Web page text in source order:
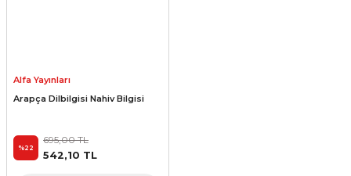
Alfa Yayınları
Arapça Dilbilgisi Nahiv Bilgisi
%22
695,00 TL
542,10 TL